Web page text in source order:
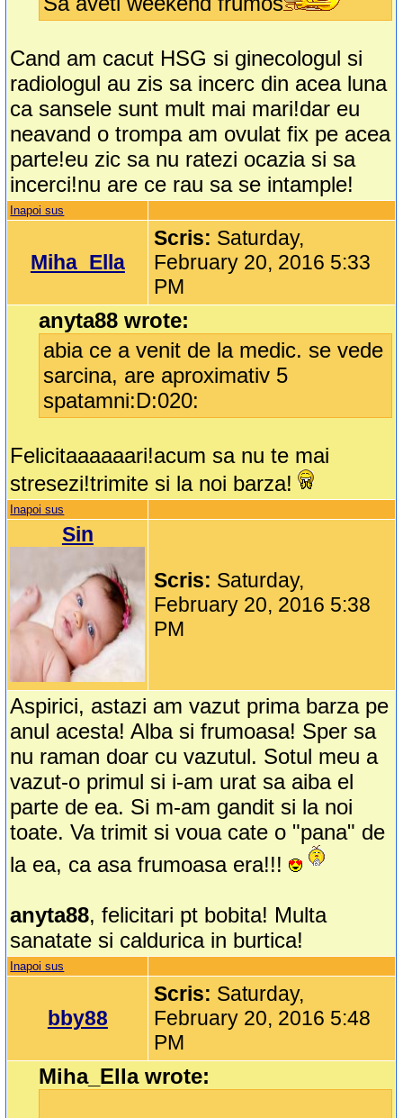
Cand am cacut HSG si ginecologul si
radiologul au zis sa incerc din acea luna
ca sansele sunt mult mai mari!dar eu
neavand o trompa am ovulat fix pe acea
parte!eu zic sa nu ratezi ocazia si sa
incerci!nu are ce rau sa se intample!
Inapoi sus
Miha_Ella
Scris: Saturday,
February 20, 2016 5:33
PM
anyta88 wrote:
abia ce a venit de la medic. se vede
sarcina, are aproximativ 5
spatamni:D:020:
Felicitaaaaaari!acum sa nu te mai
stresezi!trimite si la noi barza!
Inapoi sus
Sin
Scris: Saturday,
February 20, 2016 5:38
PM
Aspirici, astazi am vazut prima barza pe
anul acesta! Alba si frumoasa! Sper sa
nu raman doar cu vazutul. Sotul meu a
vazut-o primul si i-am urat sa aiba el
parte de ea. Si m-am gandit si la noi
toate. Va trimit si voua cate o "pana" de
la ea, ca asa frumoasa era!!!
anyta88, felicitari pt bobita! Multa
sanatate si caldurica in burtica!
Inapoi sus
bby88
Scris: Saturday,
February 20, 2016 5:48
PM
Miha_Ella wrote: